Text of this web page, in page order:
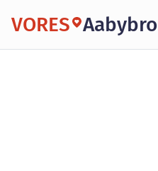
VORES Aabybro